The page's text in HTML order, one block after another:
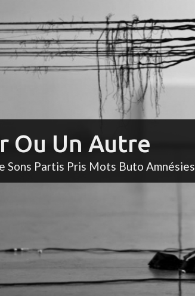
Ou Un Autre
Sons Partis Pris Mots Buto Amnésies